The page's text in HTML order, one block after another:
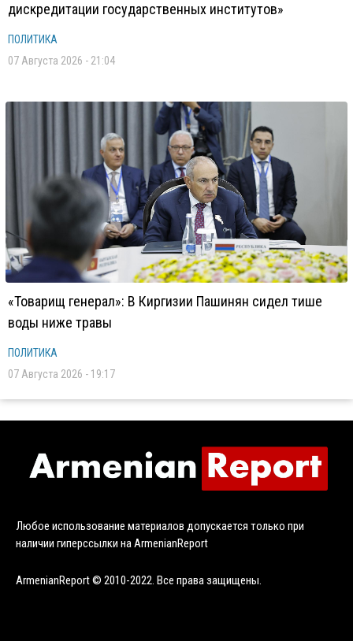
дискредитации государственных институтов»
ПОЛИТИКА
07 Августа 2026 - 21:04
«Товарищ генерал»: В Киргизии Пашинян сидел тише
воды ниже травы
ПОЛИТИКА
07 Августа 2026 - 19:17
Любое использование материалов допускается только при
наличии гиперссылки на ArmenianReport
ArmenianReport © 2010-2022. Все права защищены.